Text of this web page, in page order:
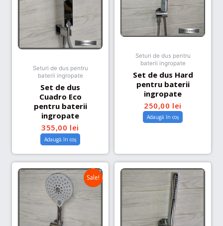
Seturi de dus pentru
baterii ingropate
Set de dus
Cuadro Eco
pentru baterii
ingropate
355,00 lei
Adaugă în coș
Seturi de dus pentru
baterii ingropate
Set de dus Hard
pentru baterii
ingropate
250,00 lei
Adaugă în coș
Sale!